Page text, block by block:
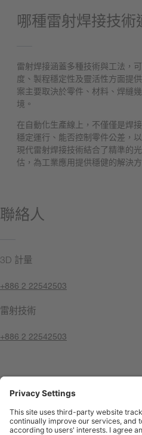
哪種雷射焊接技術
雷射焊接涵蓋多種技術與工法，
度、製程穩定性及靈活性方面提
案主要取決於零件、材料、焊縫
境。
在自動化生產線上，不僅僅是焊
穩定運行、能否控制零件公差，
現代雷射焊接技術結合了精準的
估，為工業應用提供穩健的解決方
聯絡人
3D 計量
+886 2 22542503
雷射技術
+886 2 22542503